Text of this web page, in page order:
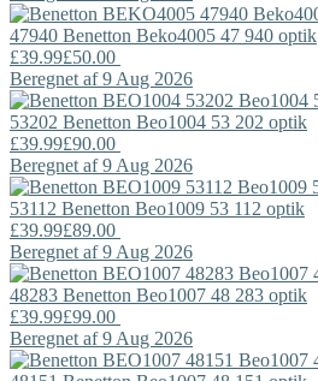
47940 Benetton Beko4005 47 940 optik
£39.99£50.00
Beregnet af 9 Aug 2026
53202 Benetton Beo1004 53 202 optik
£39.99£90.00
Beregnet af 9 Aug 2026
53112 Benetton Beo1009 53 112 optik
£39.99£89.00
Beregnet af 9 Aug 2026
48283 Benetton Beo1007 48 283 optik
£39.99£99.00
Beregnet af 9 Aug 2026